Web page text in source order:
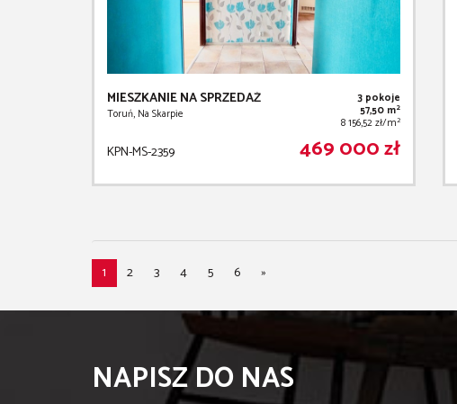
MIESZKANIE NA SPRZEDAŻ
Toruń, Na Skarpie
3 pokoje
57,50 m2
8 156,52 zł/m2
KPN-MS-2359 469 000 zł
1 2 3 4 5 6 »
NAPISZ DO NAS